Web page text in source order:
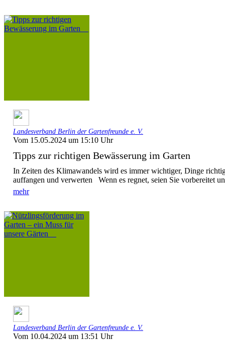
Landesverband Berlin der Gartenfreunde e. V.
Vom 15.05.2024 um 15:10 Uhr
Tipps zur richtigen Bewässerung im Garten
In Zeiten des Klimawandels wird es immer wichtiger, Dinge
auffangen und verwerten Wenn es regnet, seien Sie vorbereitet
mehr
Landesverband Berlin der Gartenfreunde e. V.
Vom 10.04.2024 um 13:51 Uhr